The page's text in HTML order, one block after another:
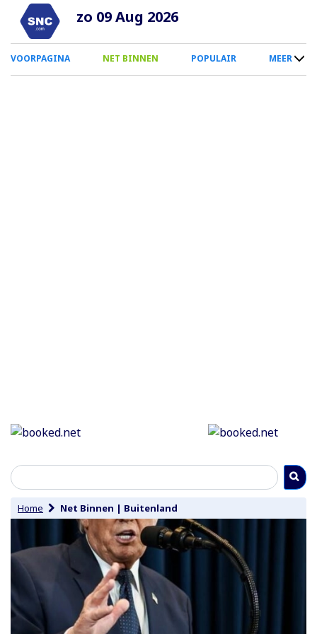
Overslaan
naar
inhoud
zo 09 Aug 2026
0
Smartphone
VOORPAGINA NET BINNEN POPULAIR MEER
Home Net Binnen | Buitenland